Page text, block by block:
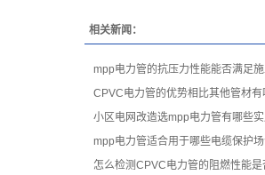
相关新闻：
mpp电力管的抗压力性能能否满足
CPVC电力管的优势相比其他管材有
小区电网改造选mpp电力管有哪些
mpp电力管适合用于哪些电缆保护
怎么检测CPVC电力管的阻燃性能是